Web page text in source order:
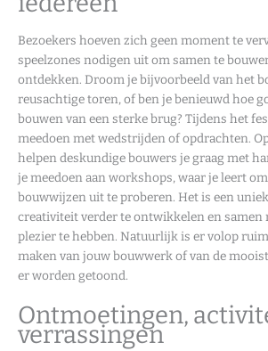
Bezoekers hoeven zich geen moment te
speelzones nodigen uit om samen te
ontdekken. Droom je bijvoorbeeld van het
reusachtige toren, of ben je benieuwd hoe
bouwen van een sterke brug? Tijdens het
meedoen met wedstrijden of opdrachten.
helpen deskundige bouwers je graag met
je meedoen aan workshops, waar je leert
bouwwijzen uit te proberen. Het is een
creativiteit verder te ontwikkelen en samen
plezier te hebben. Natuurlijk is er volop
maken van jouw bouwwerk of van de
er worden getoond.
Ontmoetingen,
verrassingen